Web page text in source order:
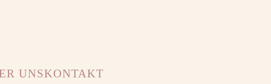
UNSKONTAKT